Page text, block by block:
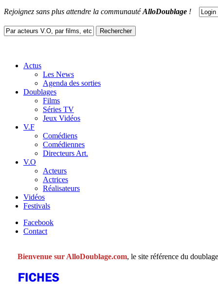
Rejoignez sans plus attendre la communautéAlloDoublage !
Actus
Les News
Agenda des sorties
Doublages
Films
Séries TV
Jeux Vidéos
V.F
Comédiens
Comédiennes
Directeurs Art.
V.O
Acteurs
Actrices
Réalisateurs
Vidéos
Festivals
Facebook
Contact
Bienvenue sur AlloDoublage.com, le site référence du